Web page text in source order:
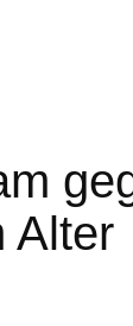
Alter